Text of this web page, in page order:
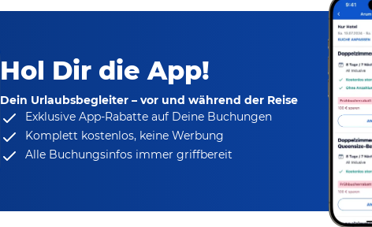
Hol Dir die App!
Dein Urlaubsbegleiter – vor und während der Reise
Exklusive App-Rabatteauf Deine Buchungen
Komplett kostenlos, keine Werbung
Alle Buchungsinfos immer griffbereit